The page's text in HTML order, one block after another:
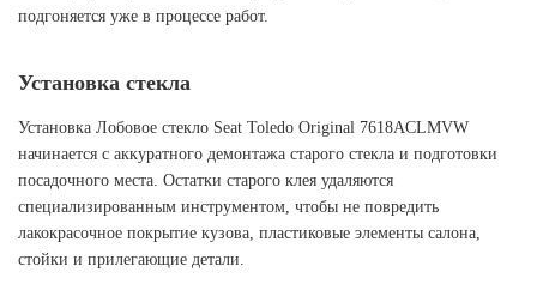
подгоняется уже в процессе работ.
Установка стекла
Установка Лобовое стекло Seat Toledo Original 7618ACLMVW
начинается с аккуратного демонтажа старого стекла и подготовки
посадочного места. Остатки старого клея удаляются
специализированным инструментом, чтобы не повредить
лакокрасочное покрытие кузова, пластиковые элементы салона,
стойки и прилегающие детали.